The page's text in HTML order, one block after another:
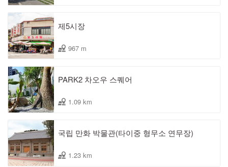
제5시장
967 m
PARK2 차오우 스퀘어
1.09 km
국립 만화 박물관(타이중 형무소 연무장)
1.23 km